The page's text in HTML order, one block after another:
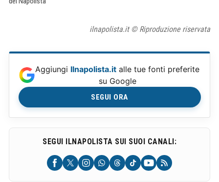
ilnapolista.it © Riproduzione riservata
Aggiungi Ilnapolista.it alle tue fonti preferite
su Google
SEGUI ORA
SEGUI ILNAPOLISTA SUI SUOI CANALI: